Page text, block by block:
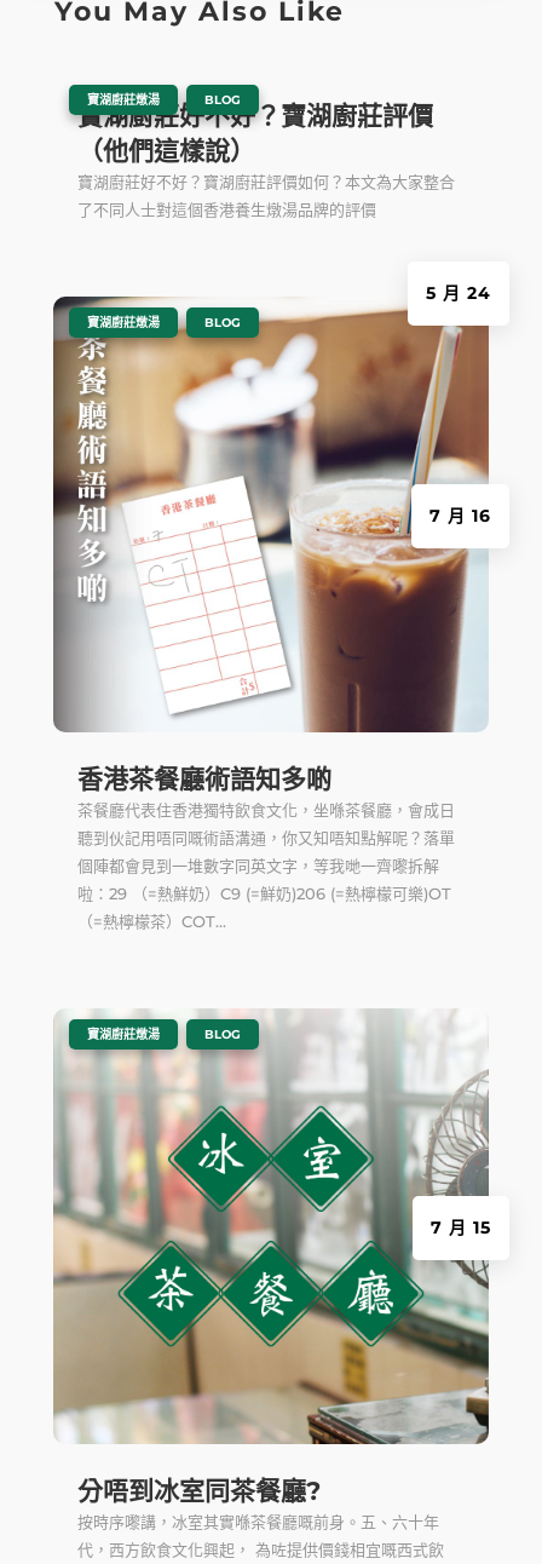
You May Also Like
寶湖廚莊好不好？寶湖廚莊評價
（他們這樣說）
5 月 24
寶湖廚莊燉湯 BLOG
寶湖廚莊好不好？寶湖廚莊評價如何？本文為大家整合
了不同人士對這個香港養生燉湯品牌的評價
香港茶餐廳術語知多啲
7 月 16
寶湖廚莊燉湯 BLOG
茶餐廳代表住香港獨特飲食文化，坐喺茶餐廳，會成日
聽到伙記用唔同嘅術語溝通，你又知唔知點解呢？落單
個陣都會見到一堆數字同英文字，等我哋一齊嚟拆解
啦：29 （=熱鮮奶）C9 (=鮮奶)206 (=熱檸檬可樂)OT
（=熱檸檬茶）COT...
分唔到冰室同茶餐廳?
7 月 15
寶湖廚莊燉湯 BLOG
按時序嚟講，冰室其實喺茶餐廳嘅前身。五、六十年
代，西方飲食文化興起， 為咗提供價錢相宜嘅西式飲